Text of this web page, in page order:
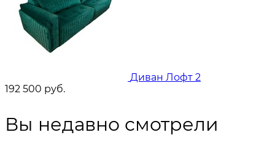
Диван Лофт 2
192 500 руб.
Вы недавно смотрели